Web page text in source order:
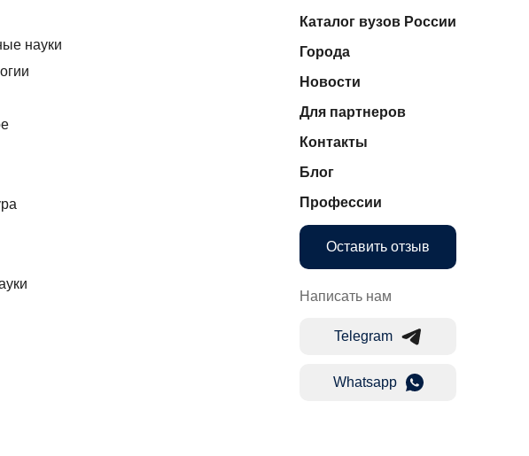
науки
Каталог вузов России
Города
Новости
Для партнеров
Контакты
Блог
Профессии
Оставить отзыв
Написать нам
Telegram
Whatsapp